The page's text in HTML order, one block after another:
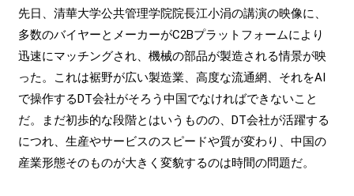
先日、清華大学公共管理学院院長江小涓の講演の映像に、
多数のバイヤーとメーカーがC2Bプラットフォームにより
迅速にマッチングされ、機械の部品が製造される情景が映
った。これは裾野が広い製造業、高度な流通網、それをAI
で操作するDT会社がそろう中国でなければできないこと
だ。まだ初歩的な段階とはいうものの、DT会社が活躍する
につれ、生産やサービスのスピードや質が変わり、中国の
産業形態そのものが大きく変貌するのは時間の問題だ。